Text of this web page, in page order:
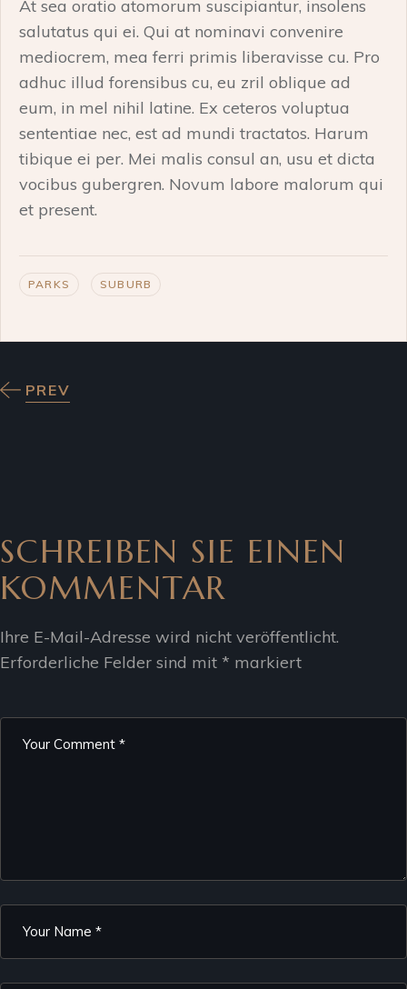
At sea oratio atomorum suscipiantur, insolens
salutatus qui ei. Qui at nominavi convenire
mediocrem, mea ferri primis liberavisse cu. Pro
adhuc illud forensibus cu, eu zril oblique ad
eum, in mel nihil latine. Ex ceteros voluptua
sententiae nec, est ad mundi tractatos. Harum
tibique ei per. Mei malis consul an, usu et dicta
vocibus gubergren. Novum labore malorum qui
et present.
PARKS SUBURB
PREV
SCHREIBEN SIE EINEN
KOMMENTAR
Ihre E-Mail-Adresse wird nicht veröffentlicht.
Erforderliche Felder sind mit * markiert